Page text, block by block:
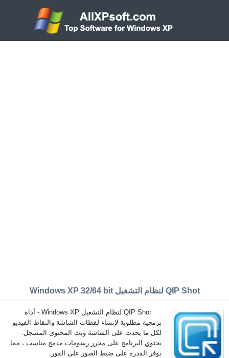
QIP Shot لنظام التشغيل Windows XP 32/64 bit
QIP Shot لنظام التشغيل Windows XP - أداة
برمجية مطلوبة لإنشاء لقطات الشاشة والتقاط الفيديو
لكل ما يحدث على الشاشة وبث المحتوى المسجل.
يحتوي البرنامج على محرر رسومات مدمج مناسب ، مما
يوفر القدرة على ضبط الصور على الفور.